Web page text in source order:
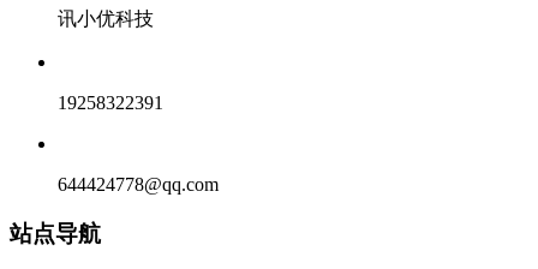
讯小优科技
19258322391
644424778@qq.com
站点导航